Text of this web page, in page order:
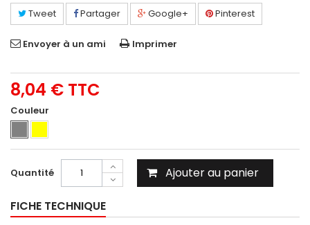
Tweet Partager Google+ Pinterest
Envoyer à un ami Imprimer
8,04 € TTC
Couleur
Quantité Ajouter au panier
FICHE TECHNIQUE